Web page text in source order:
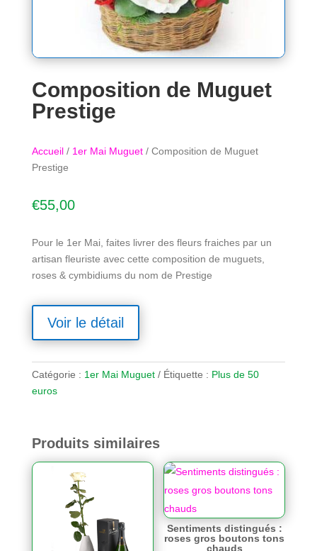
Composition de Muguet
Prestige
Accueil/ 1er Mai Muguet/ Composition de Muguet
Prestige
€55,00
Pour le 1er Mai, faites livrer des fleurs fraiches par un
artisan fleuriste avec cette composition de muguets,
roses & cymbidiums du nom de Prestige
Voir le détail
Catégorie : 1er Mai Muguet Étiquette : Plus de 50
euros
Produits similaires
Sentiments distingués :
roses gros boutons tons
chauds